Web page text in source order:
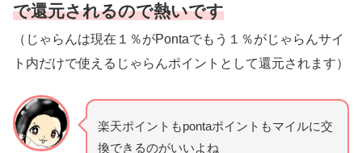
で還元されるので熱いです
（じゃらんは現在１％がPontaでもう１％がじゃらんサイ
ト内だけで使えるじゃらんポイントとして還元されます）
楽天ポイントもpontaポイントもマイルに交
換できるのがいいよね